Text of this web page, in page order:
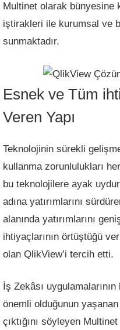
Multinet olarak bünyesine
iştirakleri ile kurumsal ve
sunmaktadır.
Esnek ve Tüm
Veren Yapı
Teknolojinin sürekli
kullanma zorunlulukları
bu teknolojilere ayak
adına yatırımlarını
alanında yatırımlarını
ihtiyaçlarının örtüştüğü
olan QlikView’i tercih etti.
İş Zekâsı
önemli olduğunun
çıktığını söyleyen